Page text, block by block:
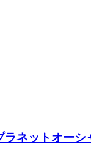
ラネットオーシ